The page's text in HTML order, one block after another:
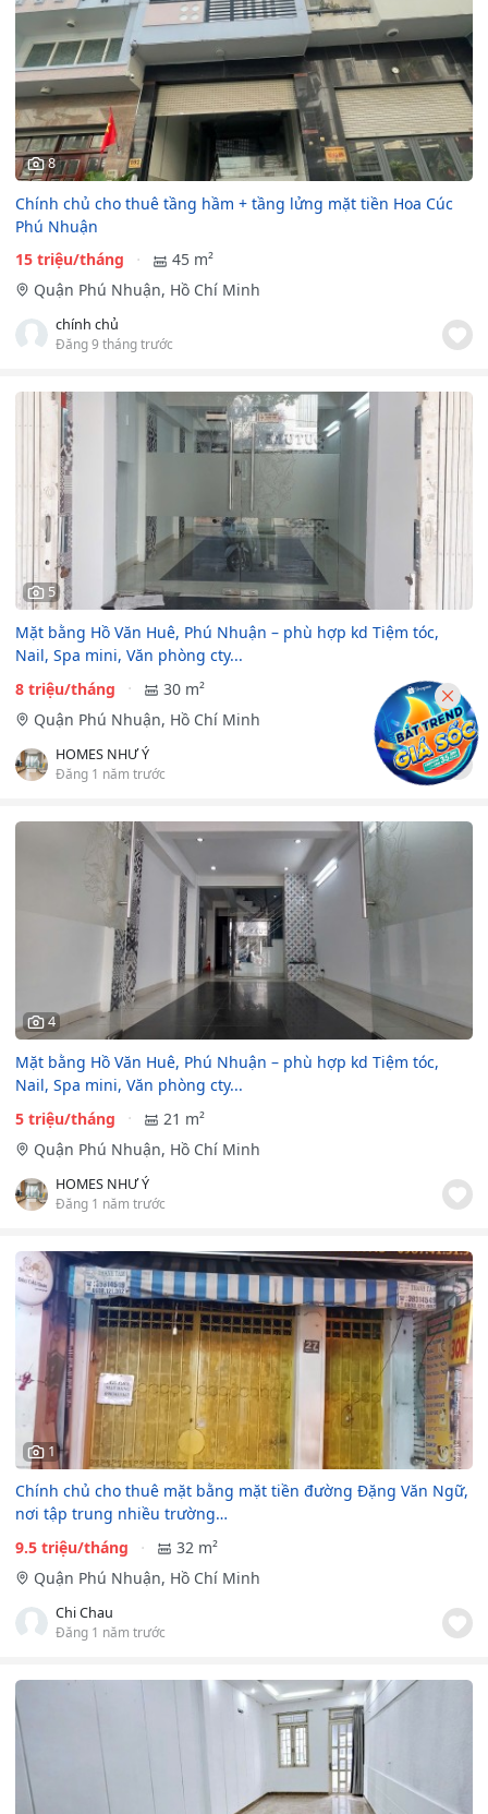
8
Chính chủ cho thuê tầng hầm + tầng lửng mặt tiền Hoa Cúc
Phú Nhuận
15 triệu/tháng
45 m²
Quận Phú Nhuận, Hồ Chí Minh
chính chủ
Đăng 9 tháng trước
5
Mặt bằng Hồ Văn Huê, Phú Nhuận – phù hợp kd Tiệm tóc,
Nail, Spa mini, Văn phòng cty...
8 triệu/tháng
30 m²
Quận Phú Nhuận, Hồ Chí Minh
HOMES NHƯ Ý
Đăng 1 năm trước
4
Mặt bằng Hồ Văn Huê, Phú Nhuận – phù hợp kd Tiệm tóc,
Nail, Spa mini, Văn phòng cty...
5 triệu/tháng
21 m²
Quận Phú Nhuận, Hồ Chí Minh
HOMES NHƯ Ý
Đăng 1 năm trước
1
Chính chủ cho thuê mặt bằng mặt tiền đường Đặng Văn Ngữ,
nơi tập trung nhiều trường…
9.5 triệu/tháng
32 m²
Quận Phú Nhuận, Hồ Chí Minh
Chi Chau
Đăng 1 năm trước